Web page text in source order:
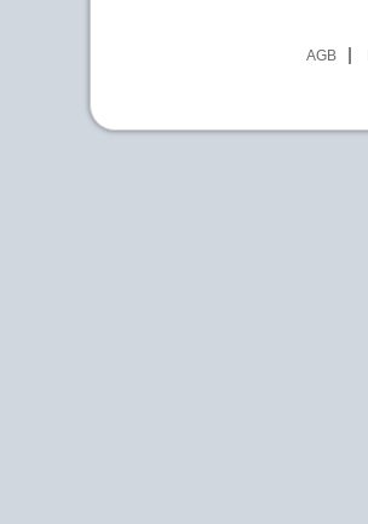
AGB